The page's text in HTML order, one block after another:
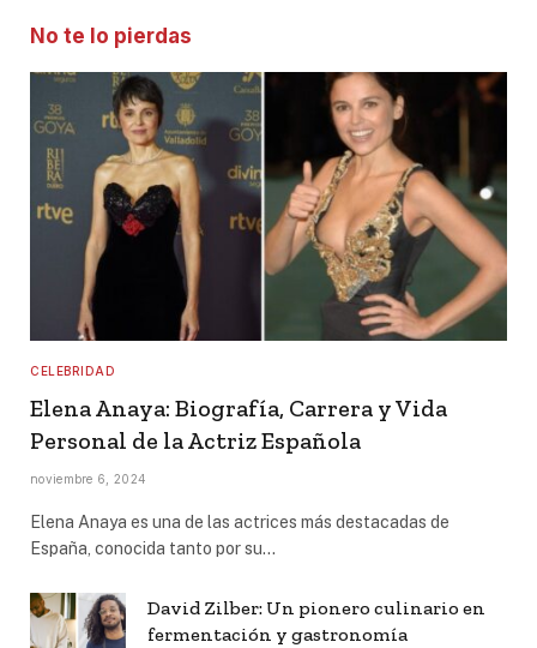
No te lo pierdas
CELEBRIDAD
Elena Anaya: Biografía, Carrera y Vida
Personal de la Actriz Española
noviembre 6, 2024
Elena Anaya es una de las actrices más destacadas de
España, conocida tanto por su…
David Zilber: Un pionero culinario en
fermentación y gastronomía